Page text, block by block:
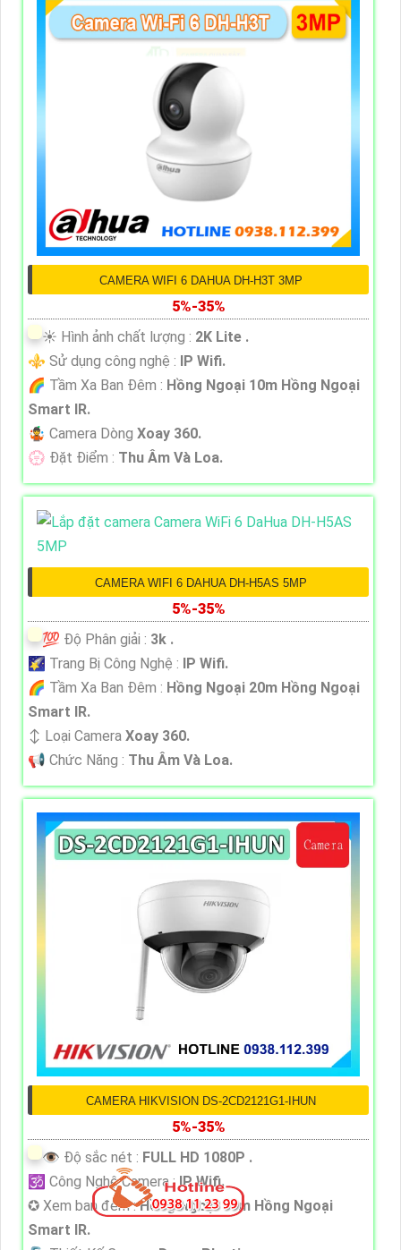
CAMERA WIFI 6 DAHUA DH-H3T 3MP
5%-35%
☀️ Hình ảnh chất lượng : 2K Lite .
⚜️ Sử dụng công nghệ : IP Wifi.
🌈 Tầm Xa Ban Đêm : Hồng Ngoại 10m Hồng Ngoại
Smart IR.
🤹 Camera Dòng Xoay 360.
️💮 Đặt Điểm : Thu Âm Và Loa.
CAMERA WIFI 6 DAHUA DH-H5AS 5MP
5%-35%
💯 Độ Phân giải : 3k .
🌠 Trang Bị Công Nghệ : IP Wifi.
🌈 Tầm Xa Ban Đêm : Hồng Ngoại 20m Hồng Ngoại
Smart IR.
↕️ Loại Camera Xoay 360.
️📢 Chức Năng : Thu Âm Và Loa.
CAMERA HIKVISION DS-2CD2121G1-IHUN
5%-35%
👁 Độ sắc nét : FULL HD 1080P .
🕉️ Công Nghệ Camera :IP Wifi.
✪ Xem ban đêm :Hồng Ngoại 30m Hồng Ngoại
Smart IR.